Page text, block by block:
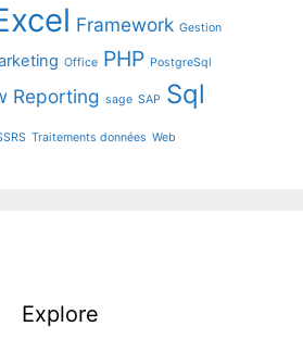
Framework Gestion
Office PHP PostgreSql
Reporting sage SAP Sql
Traitements données Web
Explore